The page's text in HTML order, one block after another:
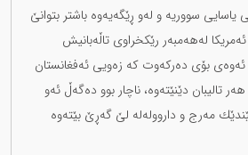
یاسایی سووریە و لەو ڕێگەیەوە باشتر بتوانێ
لەهەمبەر رێكخراوی تاڵەبانیش
بۆی دەركەوت كە زەویی ئەفغانستان
تالیبان دێنێتەوە، ناچار بوو دەگەڵ ئەو
مەرج و داروولەلە لێ گەڕێ بێتەوە